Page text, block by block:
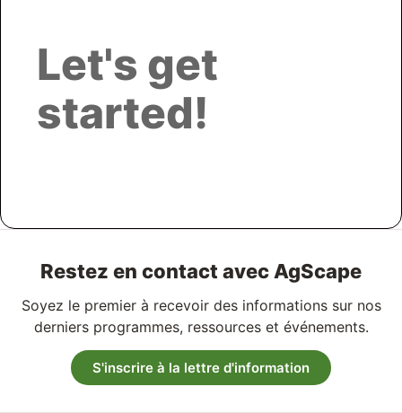
Let's get
started!
Restez en contact avec AgScape
Soyez le premier à recevoir des informations sur nos
derniers programmes, ressources et événements.
S'inscrire à la lettre d'information